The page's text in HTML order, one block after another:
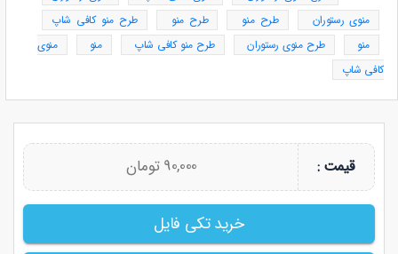
منوی رستوران
طرح منو طرح منو
طرح منو کافی شاپ
منو
طرح منوی رستوران طرح منو کافی شاپ منو
منوی
کافی شاپ
قیمت : 90,000 تومان
خرید تکی فایل